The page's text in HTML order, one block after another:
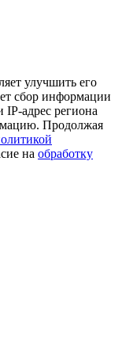
улучшить его
сбор информации
IP-адрес региона
Продолжая
на обработку